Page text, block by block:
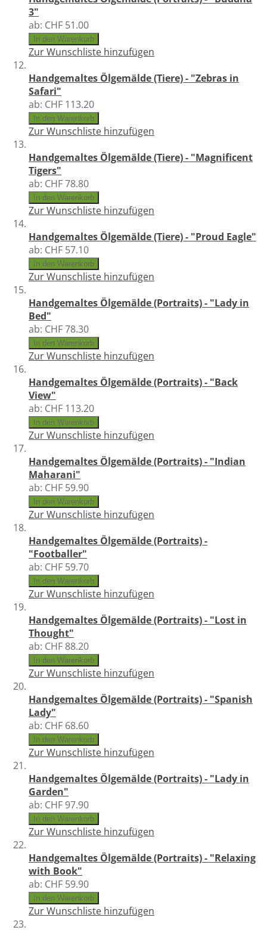
3"
ab: CHF 51.00
In den Warenkorb
Zur Wunschliste hinzufügen
Handgemaltes Ölgemälde (Tiere) - "Zebras in
Safari"
ab: CHF 113.20
In den Warenkorb
Zur Wunschliste hinzufügen
Handgemaltes Ölgemälde (Tiere) - "Magnificent
Tigers"
ab: CHF 78.80
In den Warenkorb
Zur Wunschliste hinzufügen
Handgemaltes Ölgemälde (Tiere) - "Proud Eagle"
ab: CHF 57.10
In den Warenkorb
Zur Wunschliste hinzufügen
Handgemaltes Ölgemälde (Portraits) - "Lady in
Bed"
ab: CHF 78.30
In den Warenkorb
Zur Wunschliste hinzufügen
Handgemaltes Ölgemälde (Portraits) - "Back
View"
ab: CHF 113.20
In den Warenkorb
Zur Wunschliste hinzufügen
Handgemaltes Ölgemälde (Portraits) - "Indian
Maharani"
ab: CHF 59.90
In den Warenkorb
Zur Wunschliste hinzufügen
Handgemaltes Ölgemälde (Portraits) -
"Footballer"
ab: CHF 59.70
In den Warenkorb
Zur Wunschliste hinzufügen
Handgemaltes Ölgemälde (Portraits) - "Lost in
Thought"
ab: CHF 88.20
In den Warenkorb
Zur Wunschliste hinzufügen
Handgemaltes Ölgemälde (Portraits) - "Spanish
Lady"
ab: CHF 68.60
In den Warenkorb
Zur Wunschliste hinzufügen
Handgemaltes Ölgemälde (Portraits) - "Lady in
Garden"
ab: CHF 97.90
In den Warenkorb
Zur Wunschliste hinzufügen
Handgemaltes Ölgemälde (Portraits) - "Relaxing
with Book"
ab: CHF 59.90
In den Warenkorb
Zur Wunschliste hinzufügen